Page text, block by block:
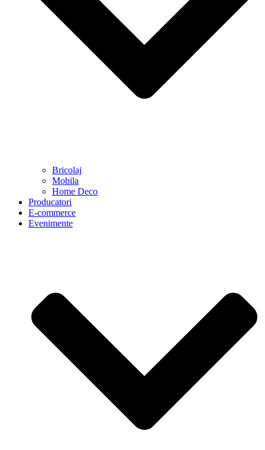
Bricolaj
Mobila
Home Deco
Producatori
E-commerce
Evenimente